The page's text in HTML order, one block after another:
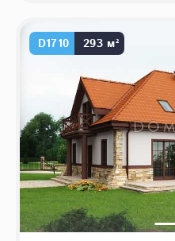
D1710 293 м²